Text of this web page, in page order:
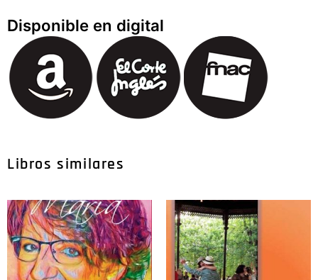
Disponible en digital
Libros similares